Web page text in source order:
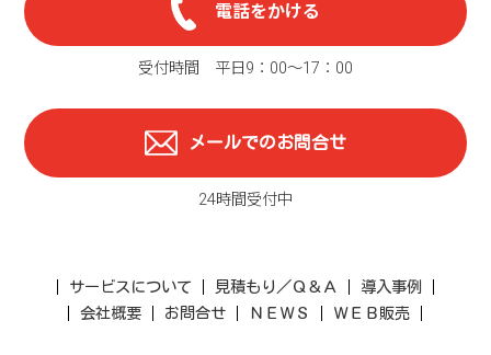
電話をかける
受付時間 平日9：00〜17：00
メールでのお問合せ
24時間受付中
サービスについて 見積もり／Ｑ＆Ａ
導入事例
会社概要
お問合せ ＮＥＷＳ ＷＥＢ販売